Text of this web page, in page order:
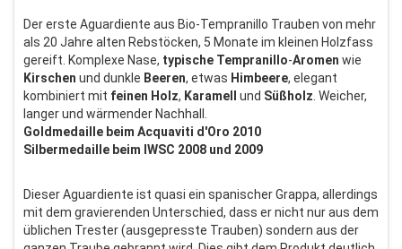
Der erste Aguardiente aus Bio-Tempranillo Trauben von mehr
als 20 Jahre alten Rebstöcken, 5 Monate im kleinen Holzfass
gereift. Komplexe Nase, typische Tempranillo-Aromen wie
Kirschen und dunkle Beeren, etwas Himbeere, elegant
kombiniert mit feinen Holz, Karamell und Süßholz . Weicher,
langer und wärmender Nachhall.
Goldmedaille beim Acquaviti d'Oro 2010
Silbermedaille beim IWSC 2008 und 2009
Dieser Aguardiente ist quasi ein spanischer Grappa, allerdings
mit dem gravierenden Unterschied, dass er nicht nur aus dem
üblichen Trester (ausgepresste Trauben) sondern aus der